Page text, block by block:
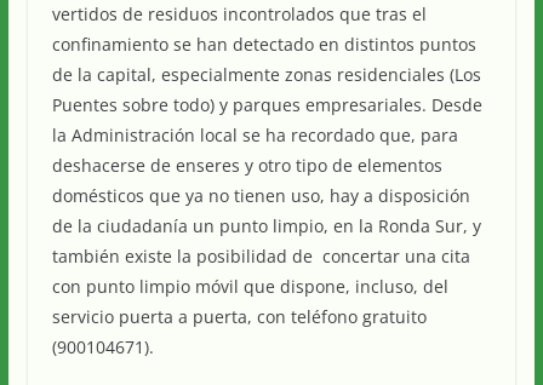
vertidos de residuos incontrolados que tras el
confinamiento se han detectado en distintos puntos
de la capital, especialmente zonas residenciales (Los
Puentes sobre todo) y parques empresariales. Desde
la Administración local se ha recordado que, para
deshacerse de enseres y otro tipo de elementos
domésticos que ya no tienen uso, hay a disposición
de la ciudadanía un punto limpio, en la Ronda Sur, y
también existe la posibilidad de concertar una cita
con punto limpio móvil que dispone, incluso, del
servicio puerta a puerta, con teléfono gratuito
(900104671).